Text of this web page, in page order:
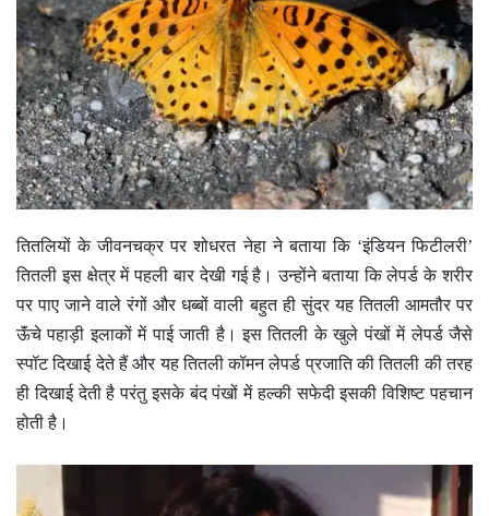
तितलियों के जीवनचक्र पर शोधरत नेहा ने बताया कि ‘इंडियन फिटीलरी’
तितली इस क्षेत्र में पहली बार देखी गई है। उन्होंने बताया कि लेपर्ड के शरीर
पर पाए जाने वाले रंगों और धब्बों वाली बहुत ही सुंदर यह तितली आमतौर पर
ऊॅंचे पहाड़ी इलाकों में पाई जाती है। इस तितली के खुले पंखों में लेपर्ड जैसे
स्पॉट दिखाई देते हैं और यह तितली कॉमन लेपर्ड प्रजाति की तितली की तरह
ही दिखाई देती है परंतु इसके बंद पंखों में हल्की सफेदी इसकी विशिष्ट पहचान
होती है।